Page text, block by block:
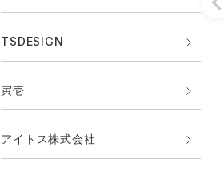
TSDESIGN
寅壱
アイトス株式会社